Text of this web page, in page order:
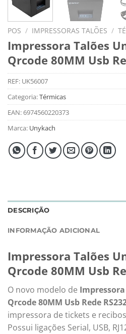
POS / IMPRESSORAS TALÕES /
Impressora Talões
Qrcode 80MM Usb
REF: UK56007
Categoria:Térmicas
EAN:6974560220373
Marca: Unykach
DESCRIÇÃO
INFORMAÇÃO ADICIONAL
Impressora Talões
Qrcode 80MM Usb
O novo modelo de Impressora
Qrcode 80MM Usb Rede
impressora de tickets e
Possui ligações Serial, USB,